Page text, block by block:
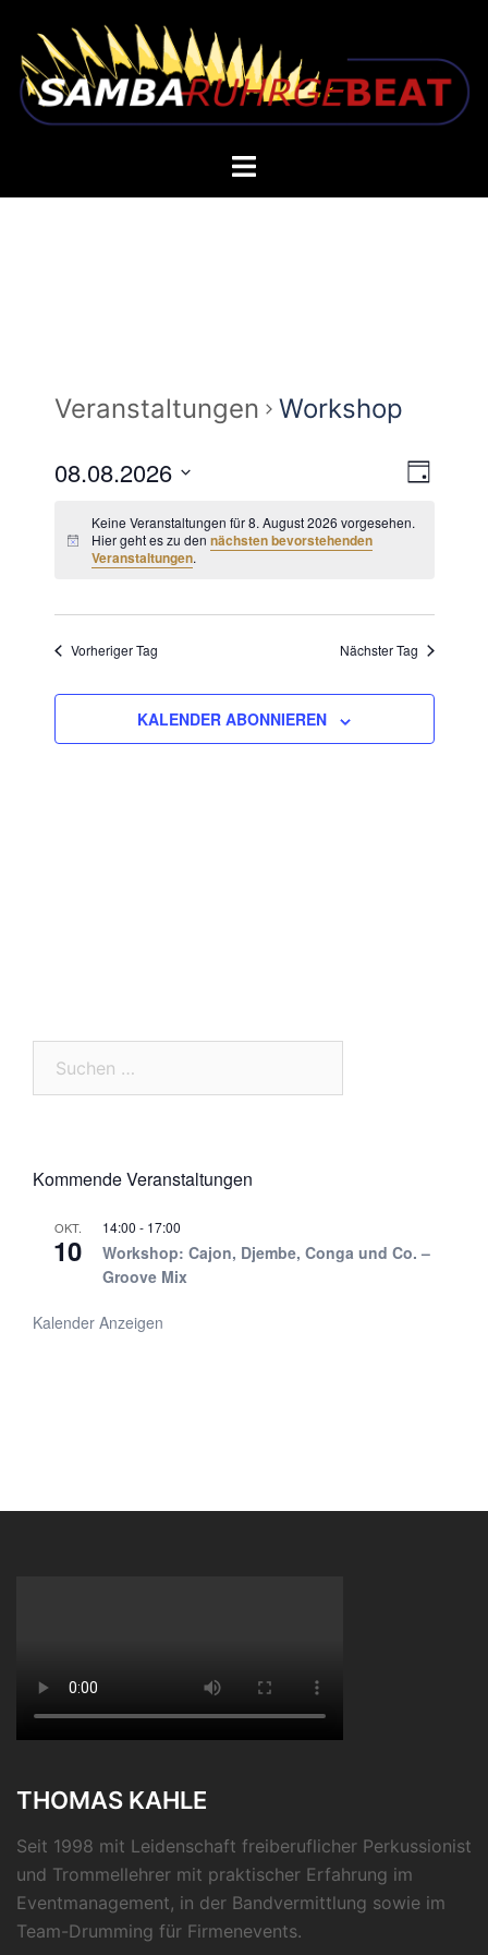
Inhalt
springen
Toggle
Veranstaltungen Workshop
TAG
08.08.2026
wählen.Keine Veranstaltungen für 8. August 2026 vorgesehen.
Hier geht es zu den nächsten bevorstehenden
Veranstaltungen.
Vorheriger Tag Nächster Tag
KALENDER ABONNIEREN
Kommende Veranstaltungen
OKT.
10
14:00 - 17:00
Workshop: Cajon, Djembe, Conga und Co. –
Groove Mix
Kalender Anzeigen
THOMAS KAHLE
Seit 1998 mit Leidenschaft freiberuflicher Perkussionist
und Trommellehrer mit praktischer Erfahrung im
Eventmanagement, in der Bandvermittlung sowie im
Team-Drumming für Firmenevents.